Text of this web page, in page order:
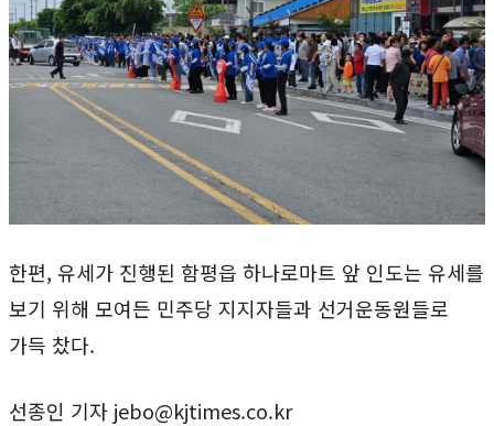
​한편, 유세가 진행된 함평읍 하나로마트 앞 인도는 유세를
보기 위해 모여든 민주당 지지자들과 선거운동원들로
가득 찼다.
선종인 기자 jebo@kjtimes.co.kr